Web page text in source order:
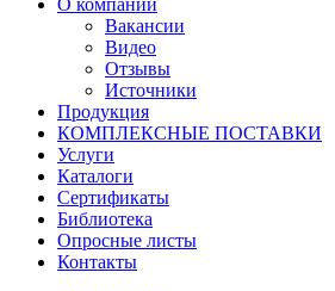
О компании
Вакансии
Видео
Отзывы
Источники
Продукция
КОМПЛЕКСНЫЕ ПОСТАВКИ
Услуги
Каталоги
Сертификаты
Библиотека
Опросные листы
Контакты